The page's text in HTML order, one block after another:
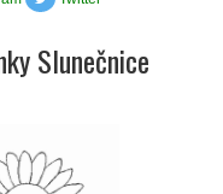
Slunečnice